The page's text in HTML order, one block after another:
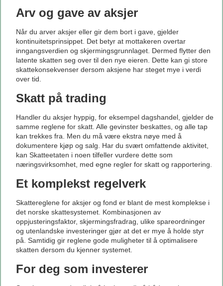
Arv og gave av aksjer
Når du arver aksjer eller gir dem bort i gave, gjelder
kontinuitetsprinsippet. Det betyr at mottakeren overtar
inngangsverdien og skjermingsgrunnlaget. Dermed flytter den
latente skatten seg over til den nye eieren. Dette kan gi store
skattekonsekvenser dersom aksjene har steget mye i verdi
over tid.
Skatt på trading
Handler du aksjer hyppig, for eksempel dagshandel, gjelder de
samme reglene for skatt. Alle gevinster beskattes, og alle tap
kan trekkes fra. Men du må være ekstra nøye med å
dokumentere kjøp og salg. Har du svært omfattende aktivitet,
kan Skatteetaten i noen tilfeller vurdere dette som
næringsvirksomhet, med egne regler for skatt og rapportering.
Et komplekst regelverk
Skattereglene for aksjer og fond er blant de mest komplekse i
det norske skattesystemet. Kombinasjonen av
oppjusteringsfaktor, skjermingsfradrag, ulike spareordninger
og utenlandske investeringer gjør at det er mye å holde styr
på. Samtidig gir reglene gode muligheter til å optimalisere
skatten dersom du kjenner systemet.
For deg som investerer